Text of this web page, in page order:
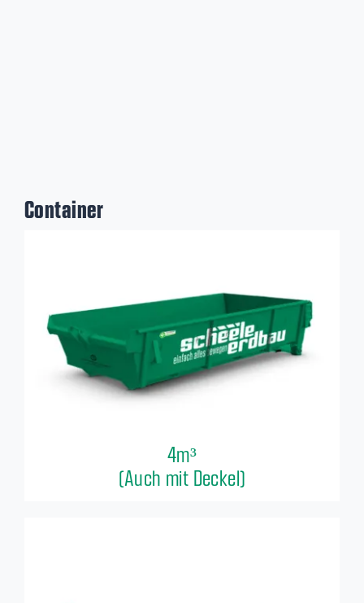
Container
4m³
(Auch mit Deckel)